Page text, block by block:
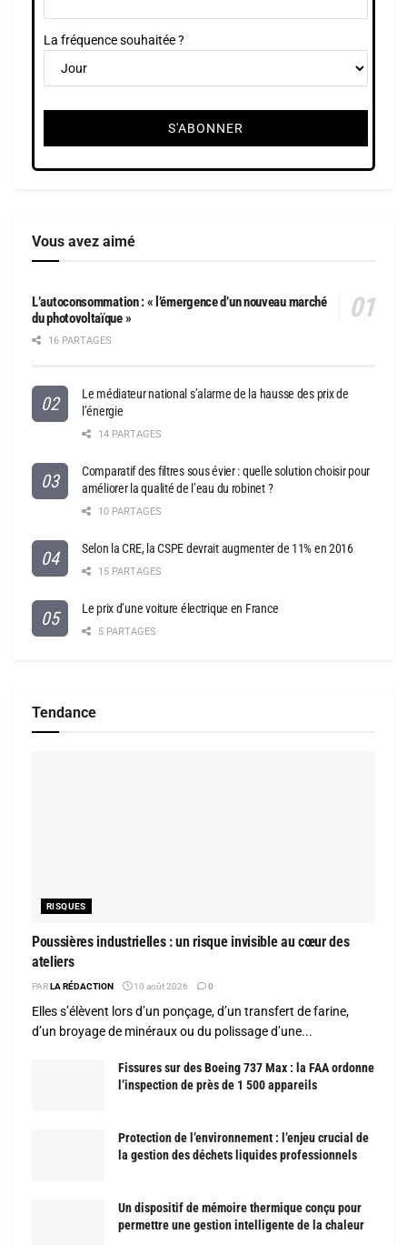
La fréquence souhaitée ?
Vous avez aimé
L’autoconsommation : « l’émergence d’un nouveau marché
du photovoltaïque »
16 PARTAGES
Le médiateur national s’alarme de la hausse des prix de
l’énergie
14 PARTAGES
Comparatif des filtres sous évier : quelle solution choisir pour
améliorer la qualité de l’eau du robinet ?
10 PARTAGES
Selon la CRE, la CSPE devrait augmenter de 11% en 2016
15 PARTAGES
Le prix d’une voiture électrique en France
5 PARTAGES
Tendance
RISQUES
Poussières industrielles : un risque invisible au cœur des
ateliers
PARLA RÉDACTION 10 août 2026 0
Elles s’élèvent lors d’un ponçage, d’un transfert de farine,
d’un broyage de minéraux ou du polissage d’une...
Fissures sur des Boeing 737 Max : la FAA ordonne
l’inspection de près de 1 500 appareils
Protection de l’environnement : l’enjeu crucial de
la gestion des déchets liquides professionnels
Un dispositif de mémoire thermique conçu pour
permettre une gestion intelligente de la chaleur